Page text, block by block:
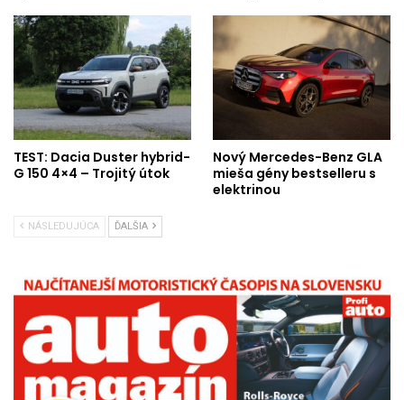
TEST: Dacia Duster hybrid-
G 150 4×4 – Trojitý útok
Nový Mercedes-Benz GLA
mieša gény bestselleru s
elektrinou
NÁSLEDUJÚCA ĎALŠIA